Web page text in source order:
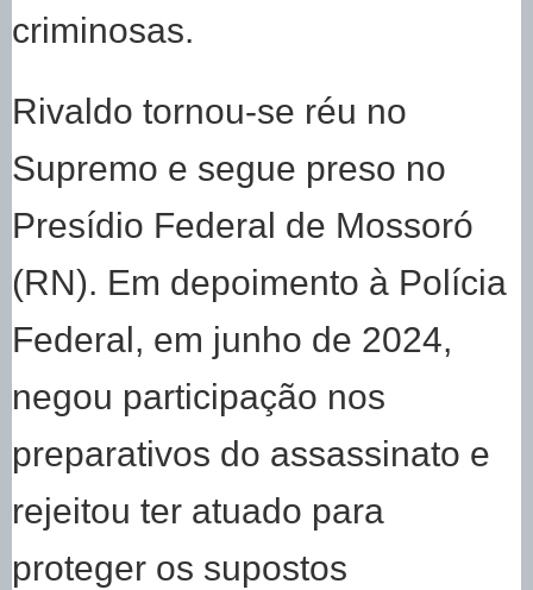
criminosas.
Rivaldo tornou-se réu no
Supremo e segue preso no
Presídio Federal de Mossoró
(RN). Em depoimento à Polícia
Federal, em junho de 2024,
negou participação nos
preparativos do assassinato e
rejeitou ter atuado para
proteger os supostos